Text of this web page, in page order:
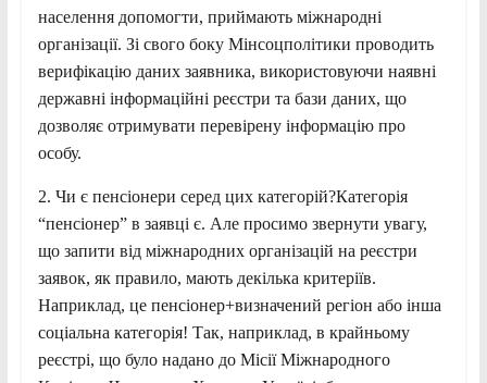
населення допомогти, приймають міжнародні
організації. Зі свого боку Мінсоцполітики проводить
верифікацію даних заявника, використовуючи наявні
державні інформаційні реєстри та бази даних, що
дозволяє отримувати перевірену інформацію про
особу.
2. Чи є пенсіонери серед цих категорій?Категорія
“пенсіонер” в заявці є. Але просимо звернути увагу,
що запити від міжнародних організацій на реєстри
заявок, як правило, мають декілька критеріїв.
Наприклад, це пенсіонер+визначений регіон або інша
соціальна категорія! Так, наприклад, в крайньому
реєстрі, що було надано до Місії Міжнародного